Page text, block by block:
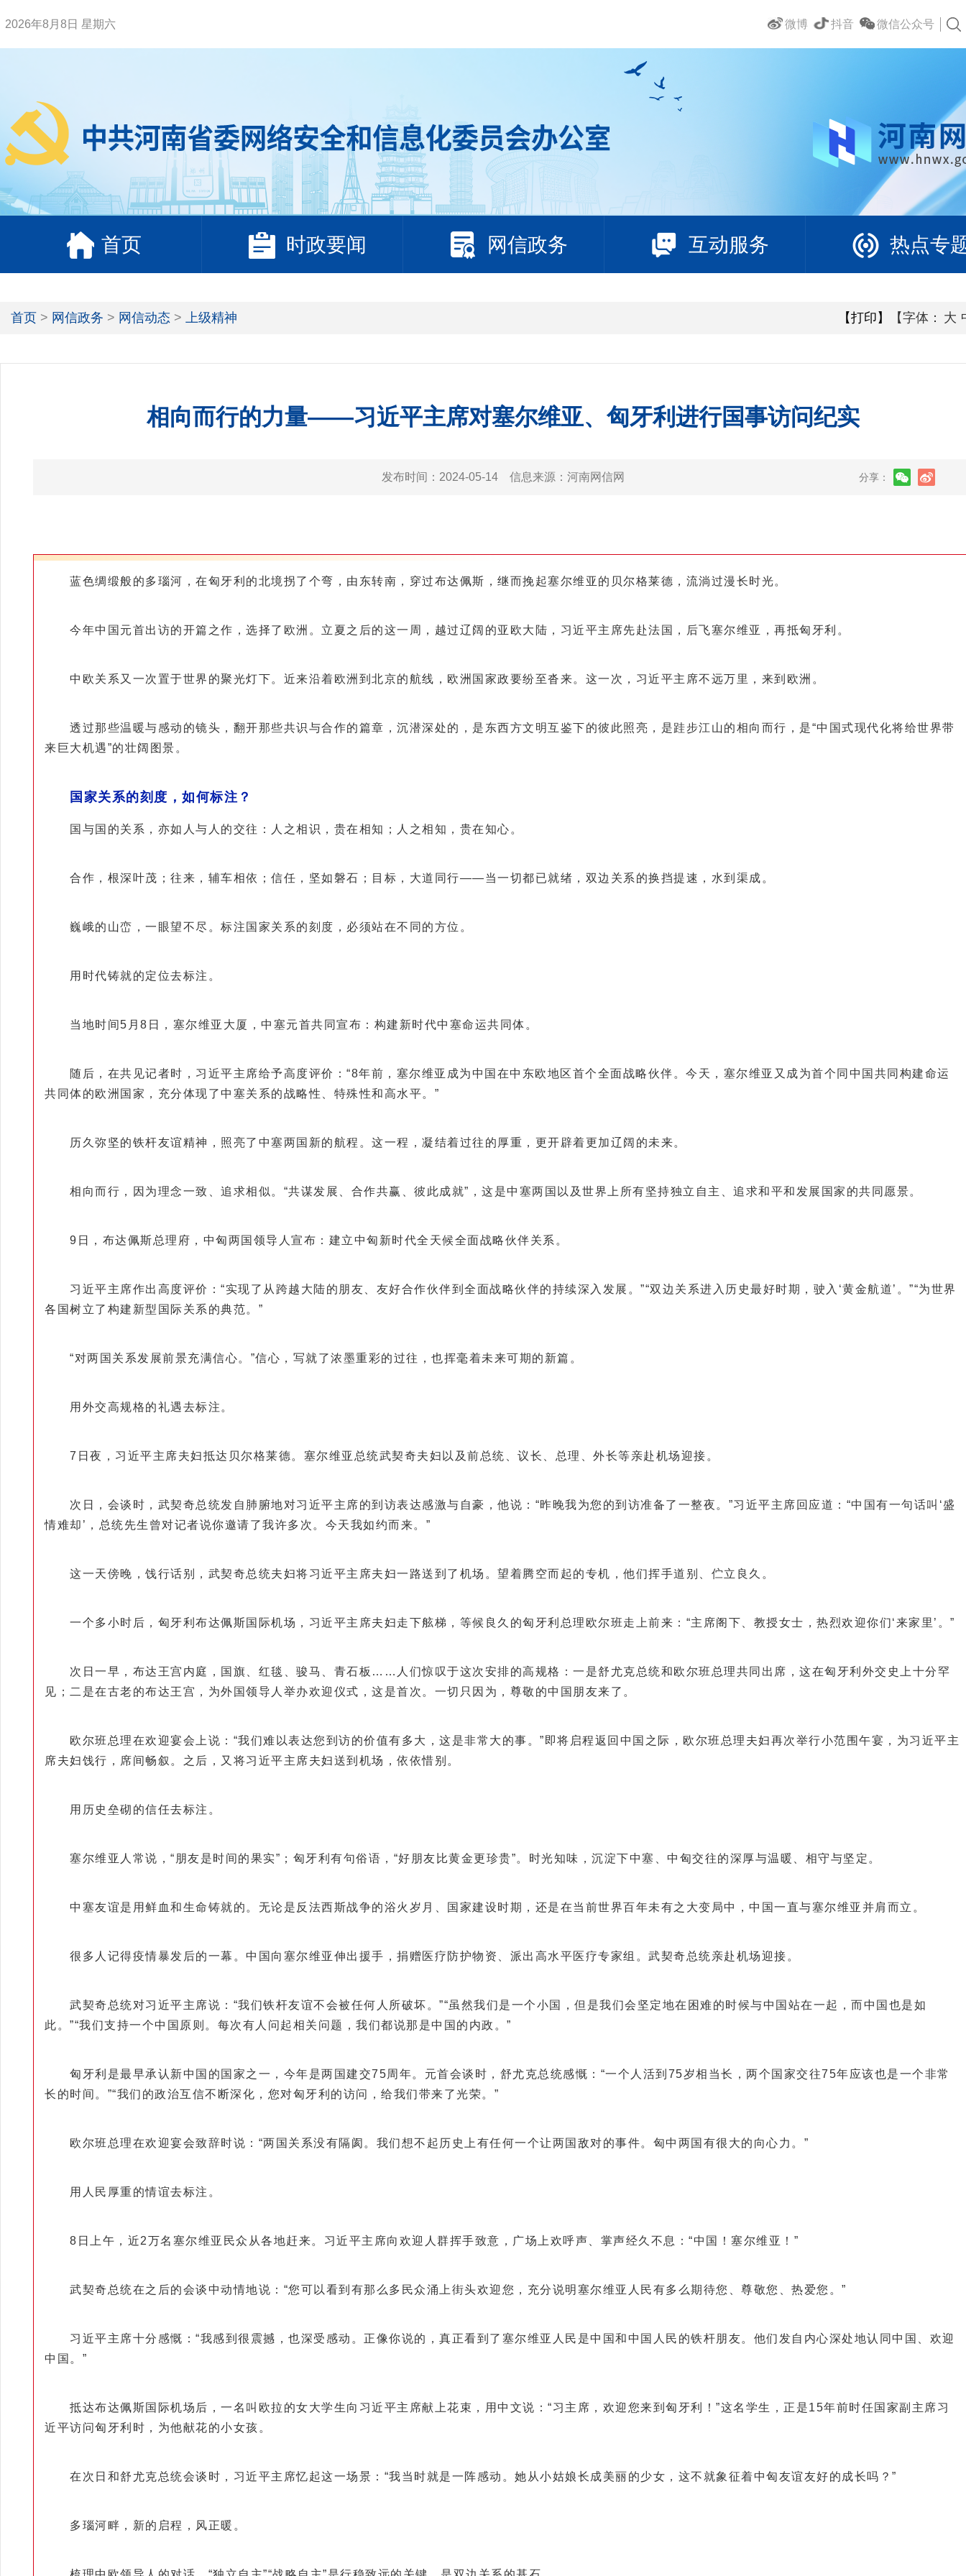
2026年8月8日 星期六 微信公众号
抖音
微博
首页 时政要闻 网信政务 互动服务 热点专
首页 > 网信政务 > 网信动态 > 上级精神 【打印】 【字体： 大
相向而行的力量——习近平主席对塞尔维亚、匈牙利进行国事访问纪实
发布时间： 2024-05-14 信息来源： 河南网信网 分享：
蓝色绸缎般的多瑙河，在匈牙利的北境拐了个弯，由东转南，穿过布达佩斯，继而挽起塞尔维亚的贝尔格莱德，流淌过漫长时光。
今年中国元首出访的开篇之作，选择了欧洲。立夏之后的这一周，越过辽阔的亚欧大陆，习近平主席先赴法国，后飞塞尔维亚，再抵匈牙利。
中欧关系又一次置于世界的聚光灯下。近来沿着欧洲到北京的航线，欧洲国家政要纷至沓来。这一次，习近平主席不远万里，来到欧洲。
透过那些温暖与感动的镜头，翻开那些共识与合作的篇章，沉潜深处的，是东西方文明互鉴下的彼此照亮，是跬步江山的相向而行，是“中国式现代化将给世界带
来巨大机遇”的壮阔图景。
国家关系的刻度，如何标注？
国与国的关系，亦如人与人的交往：人之相识，贵在相知；人之相知，贵在知心。
合作，根深叶茂；往来，辅车相依；信任，坚如磐石；目标，大道同行——当一切都已就绪，双边关系的换挡提速，水到渠成。
巍峨的山峦，一眼望不尽。标注国家关系的刻度，必须站在不同的方位。
用时代铸就的定位去标注。
当地时间5月8日，塞尔维亚大厦，中塞元首共同宣布：构建新时代中塞命运共同体。
随后，在共见记者时，习近平主席给予高度评价：“8年前，塞尔维亚成为中国在中东欧地区首个全面战略伙伴。今天，塞尔维亚又成为首个同中国共同构建命运
共同体的欧洲国家，充分体现了中塞关系的战略性、特殊性和高水平。”
历久弥坚的铁杆友谊精神，照亮了中塞两国新的航程。这一程，凝结着过往的厚重，更开辟着更加辽阔的未来。
相向而行，因为理念一致、追求相似。“共谋发展、合作共赢、彼此成就”，这是中塞两国以及世界上所有坚持独立自主、追求和平和发展国家的共同愿景。
9日，布达佩斯总理府，中匈两国领导人宣布：建立中匈新时代全天候全面战略伙伴关系。
习近平主席作出高度评价：“实现了从跨越大陆的朋友、友好合作伙伴到全面战略伙伴的持续深入发展。”“双边关系进入历史最好时期，驶入‘黄金航道’。”“为世界
各国树立了构建新型国际关系的典范。”
“对两国关系发展前景充满信心。”信心，写就了浓墨重彩的过往，也挥毫着未来可期的新篇。
用外交高规格的礼遇去标注。
7日夜，习近平主席夫妇抵达贝尔格莱德。塞尔维亚总统武契奇夫妇以及前总统、议长、总理、外长等亲赴机场迎接。
次日，会谈时，武契奇总统发自肺腑地对习近平主席的到访表达感激与自豪，他说：“昨晚我为您的到访准备了一整夜。”习近平主席回应道：“中国有一句话叫‘盛
情难却’，总统先生曾对记者说你邀请了我许多次。今天我如约而来。”
这一天傍晚，饯行话别，武契奇总统夫妇将习近平主席夫妇一路送到了机场。望着腾空而起的专机，他们挥手道别、伫立良久。
一个多小时后，匈牙利布达佩斯国际机场，习近平主席夫妇走下舷梯，等候良久的匈牙利总理欧尔班走上前来：“主席阁下、教授女士，热烈欢迎你们‘来家里’。”
次日一早，布达王宫内庭，国旗、红毯、骏马、青石板……人们惊叹于这次安排的高规格：一是舒尤克总统和欧尔班总理共同出席，这在匈牙利外交史上十分罕
见；二是在古老的布达王宫，为外国领导人举办欢迎仪式，这是首次。一切只因为，尊敬的中国朋友来了。
欧尔班总理在欢迎宴会上说：“我们难以表达您到访的价值有多大，这是非常大的事。”即将启程返回中国之际，欧尔班总理夫妇再次举行小范围午宴，为习近平主
席夫妇饯行，席间畅叙。之后，又将习近平主席夫妇送到机场，依依惜别。
用历史垒砌的信任去标注。
塞尔维亚人常说，“朋友是时间的果实”；匈牙利有句俗语，“好朋友比黄金更珍贵”。时光知味，沉淀下中塞、中匈交往的深厚与温暖、相守与坚定。
中塞友谊是用鲜血和生命铸就的。无论是反法西斯战争的浴火岁月、国家建设时期，还是在当前世界百年未有之大变局中，中国一直与塞尔维亚并肩而立。
很多人记得疫情暴发后的一幕。中国向塞尔维亚伸出援手，捐赠医疗防护物资、派出高水平医疗专家组。武契奇总统亲赴机场迎接。
武契奇总统对习近平主席说：“我们铁杆友谊不会被任何人所破坏。”“虽然我们是一个小国，但是我们会坚定地在困难的时候与中国站在一起，而中国也是如
此。”“我们支持一个中国原则。每次有人问起相关问题，我们都说那是中国的内政。”
匈牙利是最早承认新中国的国家之一，今年是两国建交75周年。元首会谈时，舒尤克总统感慨：“一个人活到75岁相当长，两个国家交往75年应该也是一个非常
长的时间。”“我们的政治互信不断深化，您对匈牙利的访问，给我们带来了光荣。”
欧尔班总理在欢迎宴会致辞时说：“两国关系没有隔阂。我们想不起历史上有任何一个让两国敌对的事件。匈中两国有很大的向心力。”
用人民厚重的情谊去标注。
8日上午，近2万名塞尔维亚民众从各地赶来。习近平主席向欢迎人群挥手致意，广场上欢呼声、掌声经久不息：“中国！塞尔维亚！”
武契奇总统在之后的会谈中动情地说：“您可以看到有那么多民众涌上街头欢迎您，充分说明塞尔维亚人民有多么期待您、尊敬您、热爱您。”
习近平主席十分感慨：“我感到很震撼，也深受感动。正像你说的，真正看到了塞尔维亚人民是中国和中国人民的铁杆朋友。他们发自内心深处地认同中国、欢迎
中国。”
抵达布达佩斯国际机场后，一名叫欧拉的女大学生向习近平主席献上花束，用中文说：“习主席，欢迎您来到匈牙利！”这名学生，正是15年前时任国家副主席习
近平访问匈牙利时，为他献花的小女孩。
在次日和舒尤克总统会谈时，习近平主席忆起这一场景：“我当时就是一阵感动。她从小姑娘长成美丽的少女，这不就象征着中匈友谊友好的成长吗？”
多瑙河畔，新的启程，风正暖。